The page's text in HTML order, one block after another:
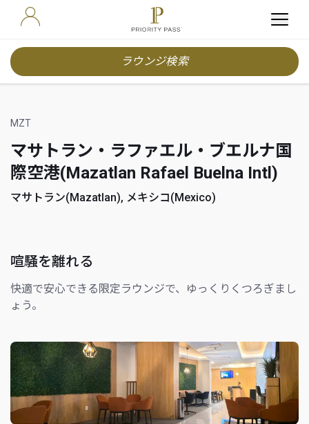
ラウンジ検索
MZT
マサトラン・ラファエル・ブエルナ国
際空港(Mazatlan Rafael Buelna Intl)
マサトラン(Mazatlan), メキシコ(Mexico)
喧騒を離れる
快適で安心できる限定ラウンジで、ゆっくりくつろぎまし
ょう。